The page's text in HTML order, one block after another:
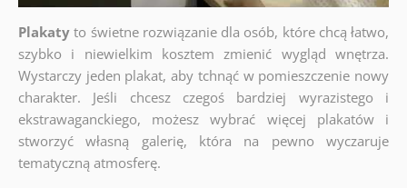
Plakaty to świetne rozwiązanie dla osób, które chcą łatwo,
szybko i niewielkim kosztem zmienić wygląd wnętrza.
Wystarczy jeden plakat, aby tchnąć w pomieszczenie nowy
charakter. Jeśli chcesz czegoś bardziej wyrazistego i
ekstrawaganckiego, możesz wybrać więcej plakatów i
stworzyć własną galerię, która na pewno wyczaruje
tematyczną atmosferę.